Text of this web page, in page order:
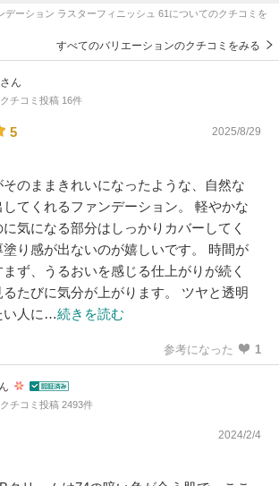
デーション ラスターフィニッシュ 61についてのクチコミを
すべてのバリエーションのクチコミをみる
さん
クチコミ投稿 16件
5 2025/8/29
そのままきれいになったような、自然な
てくれるファンデーション。 軽やかな
気になる部分はしっかりカバーしてく
塗り感が出ないのが嬉しいです。 時間が
ず、うるおいを感じる仕上がりが続く
たびに気分が上がります。 ツヤと透明
い人に…続きを読む
参考になった 1
クチコミ投稿 2493件
2024/2/4